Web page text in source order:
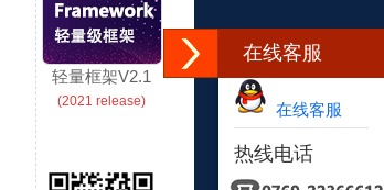
在线客服
在线客服
热线电话
轻量框架V2.1
(2021 release)